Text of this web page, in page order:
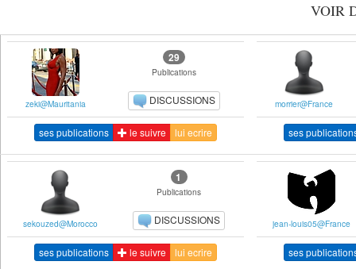
VOIR
zeki@Mauritania
29
Publications
DISCUSSIONS
ses publications le suivre lui ecrire
morrier@France
ses
sekouzed@Morocco
1
Publications
DISCUSSIONS
ses publications le suivre lui ecrire
jean-louis05@France
ses